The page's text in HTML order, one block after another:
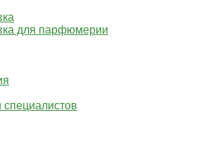
для парфюмерии
специалистов